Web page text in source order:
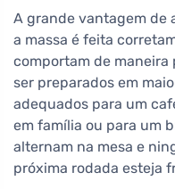
A grande vantagem de
a massa é feita
comportam de maneira
ser preparados em
adequados para um
em família ou para um
alternam na mesa e
próxima rodada esteja